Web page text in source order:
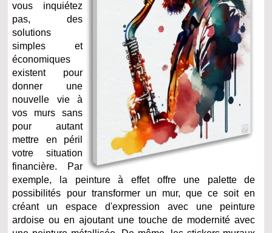
vous inquiétez
pas, des
solutions
simples et
économiques
existent pour
donner une
nouvelle vie à
vos murs sans
pour autant
mettre en péril
votre situation
financière. Par
exemple, la peinture à effet offre une palette de
possibilités pour transformer un mur, que ce soit en
créant un espace d'expression avec une peinture
ardoise ou en ajoutant une touche de modernité avec